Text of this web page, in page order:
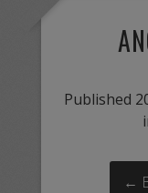
Published
←